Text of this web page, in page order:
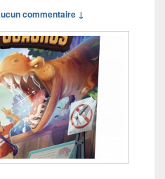
commentaire ↓